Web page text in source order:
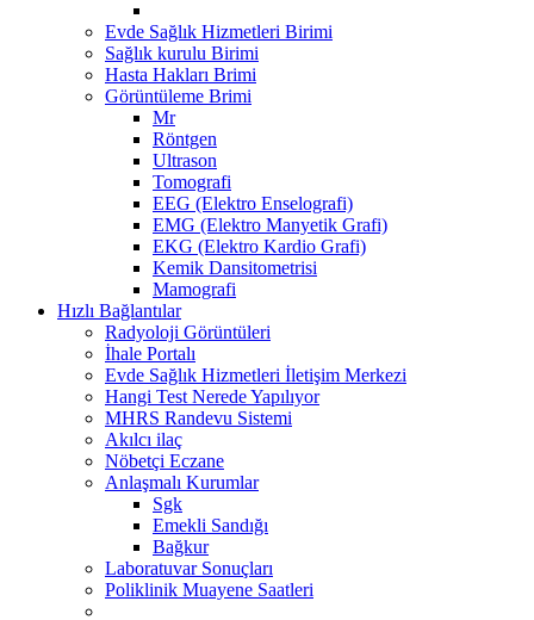
Evde Sağlık Hizmetleri Birimi
Sağlık kurulu Birimi
Hasta Hakları Brimi
Görüntüleme Brimi
Mr
Röntgen
Ultrason
Tomografi
EEG (Elektro Enselografi)
EMG (Elektro Manyetik Grafi)
EKG (Elektro Kardio Grafi)
Kemik Dansitometrisi
Mamografi
Hızlı Bağlantılar
Radyoloji Görüntüleri
İhale Portalı
Evde Sağlık Hizmetleri İletişim Merkezi
Hangi Test Nerede Yapılıyor
MHRS Randevu Sistemi
Akılcı ilaç
Nöbetçi Eczane
Anlaşmalı Kurumlar
Sgk
Emekli Sandığı
Bağkur
Laboratuvar Sonuçları
Poliklinik Muayene Saatleri